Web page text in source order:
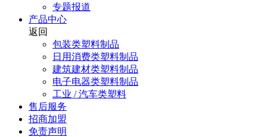
专题报道
产品中心
返回
包装类塑料制品
日用消费类塑料制品
建筑建材类塑料制品
电子电器类塑料制品
工业 / 汽车类塑料
售后服务
招商加盟
免责声明